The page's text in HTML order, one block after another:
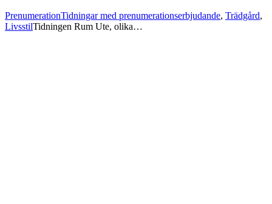
PrenumerationTidningar med prenumerationserbjudande, Trädgård,
LivsstilTidningen Rum Ute, olika…